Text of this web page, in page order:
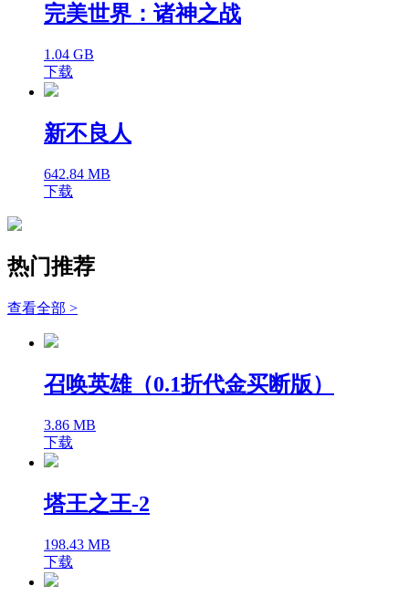
完美世界：诸神之战
1.04 GB
下载
新不良人
642.84 MB
下载
热门推荐
查看全部 >
召唤英雄（0.1折代金买断版）
3.86 MB
下载
塔王之王-2
198.43 MB
下载